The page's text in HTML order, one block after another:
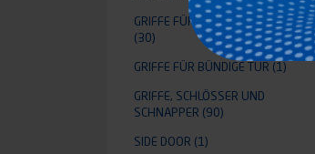
GRIFFE FÜR STANGEN AUFLIEGEND
(30)
GRIFFE FÜR BÜNDIGE TÜR (1)
GRIFFE, SCHLÖSSER UND
SCHNAPPER (90)
SIDE DOOR (1)